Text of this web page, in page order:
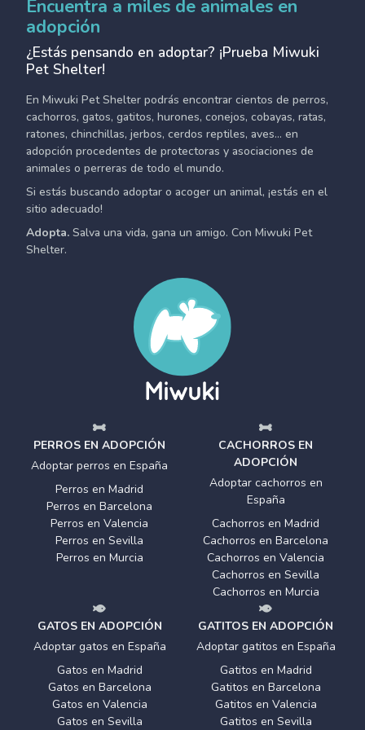
Encuentra a miles de animales en
adopción
¿Estás pensando en adoptar? ¡Prueba Miwuki
Pet Shelter!
En Miwuki Pet Shelter podrás encontrar cientos de perros,
cachorros, gatos, gatitos, hurones, conejos, cobayas, ratas,
ratones, chinchillas, jerbos, cerdos reptiles, aves... en
adopción procedentes de protectoras y asociaciones de
animales o perreras de todo el mundo.
Si estás buscando adoptar o acoger un animal, ¡estás en el
sitio adecuado!
Adopta. Salva una vida, gana un amigo. Con Miwuki Pet
Shelter.
PERROS EN ADOPCIÓN
Adoptar perros en España
Perros en Madrid
Perros en Barcelona
Perros en Valencia
Perros en Sevilla
Perros en Murcia
CACHORROS EN
ADOPCIÓN
Adoptar cachorros en
España
Cachorros en Madrid
Cachorros en Barcelona
Cachorros en Valencia
Cachorros en Sevilla
Cachorros en Murcia
GATOS EN ADOPCIÓN
Adoptar gatos en España
Gatos en Madrid
Gatos en Barcelona
Gatos en Valencia
Gatos en Sevilla
GATITOS EN ADOPCIÓN
Adoptar gatitos en España
Gatitos en Madrid
Gatitos en Barcelona
Gatitos en Valencia
Gatitos en Sevilla